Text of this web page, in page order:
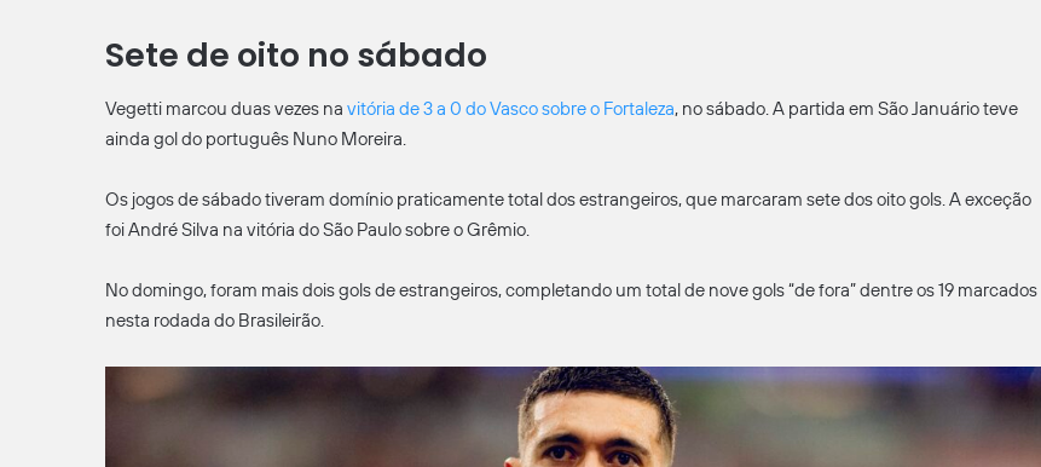
Sete de oito no sábado
Vegetti marcou duas vezes na vitória de 3 a 0 do Vasco sobre o Fortaleza, no sábado. A partida em São Januário teve
ainda gol do português Nuno Moreira.
Os jogos de sábado tiveram domínio praticamente total dos estrangeiros, que marcaram sete dos oito gols. A exceção
foi André Silva na vitória do São Paulo sobre o Grêmio.
No domingo, foram mais dois gols de estrangeiros, completando um total de nove gols “de fora” dentre os 19 marcados
nesta rodada do Brasileirão.